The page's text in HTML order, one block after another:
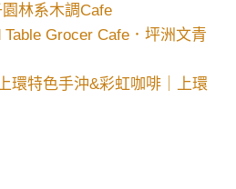
林系木調Cafe
Grocer Cafe．坪洲文青
環特色手沖&彩虹咖啡｜上環